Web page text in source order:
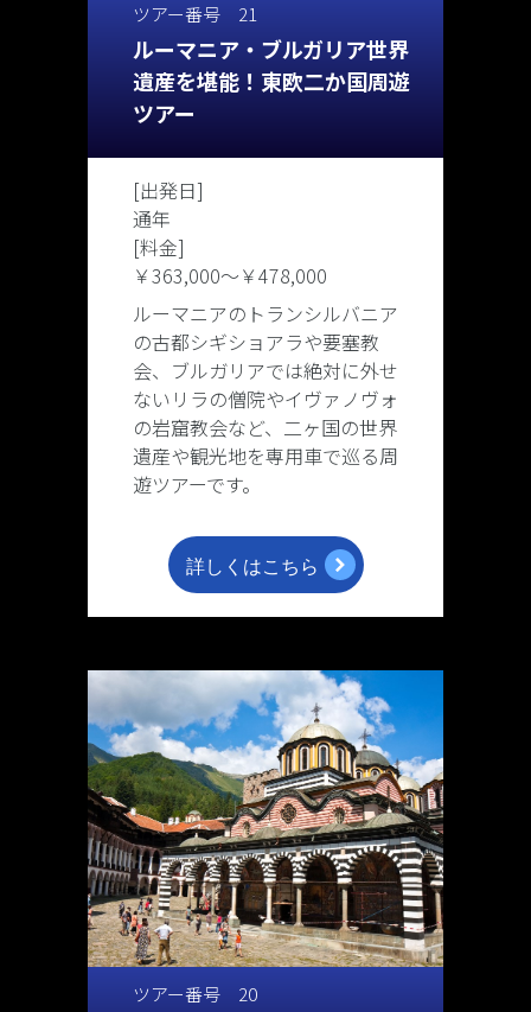
ツアー番号 21
ルーマニア・ブルガリア世界
遺産を堪能！東欧二か国周遊
ツアー
[出発日]
通年
[料金]
￥363,000〜￥478,000
ルーマニアのトランシルバニア
の古都シギショアラや要塞教
会、ブルガリアでは絶対に外せ
ないリラの僧院やイヴァノヴォ
の岩窟教会など、二ヶ国の世界
遺産や観光地を専用車で巡る周
遊ツアーです。
ツアー番号 20